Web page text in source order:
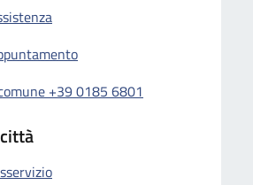
+39 0185 6801